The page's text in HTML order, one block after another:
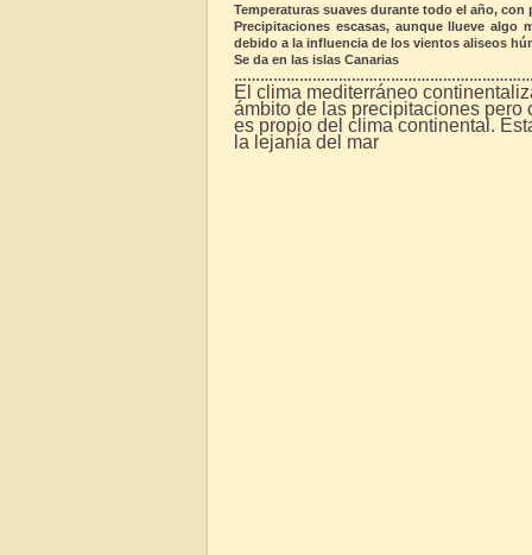
Temperaturas suaves durante todo el año,
Precipitaciones escasas, aunque llueve
debido a la influencia de los vientos aliseos
Se da en las islas Canarias
El clima mediterráneo
ámbito de las precipitaciones pero
es propio del clima continental.
la lejanía del mar